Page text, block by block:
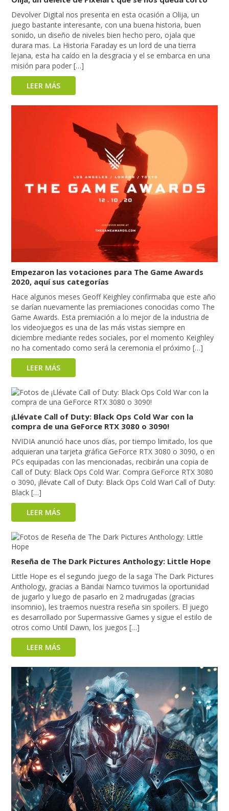
Devolver Digital nos presenta en esta ocasión a Olija, un
juego bastante interesante, con una buena historia, buen
sonido, un diseño de niveles bien hecho pero, ojala que
durara mas. La Historia Faraday es un lord de una tierra
lejana, esta ha caído en la desgracia y el se embarca en una
misión para poder […]
LEER MÁS
Empezaron las votaciones para The Game Awards
2020, aquí sus categorías
Hace algunos meses Geoff Keighley confirmaba que este año
se darían nuevamente las premiaciones conocidas como The
Game Awards. Esta premiación a lo mejor de la industria de
los videojuegos es una de las más vistas siempre en
diciembre mediante redes sociales, por el momento Keighley
no ha comentado como será la ceremonia el próximo […]
LEER MÁS
¡Llévate Call of Duty: Black Ops Cold War con la
compra de una GeForce RTX 3080 o 3090!
NVIDIA anunció hace unos días, por tiempo limitado, los que
adquieran una tarjeta gráfica GeForce RTX 3080 o 3090, o en
PCs equipadas con las mencionadas, recibirán una copia de
Call of Duty: Black Ops Cold War. Compra GeForce RTX 3080
o 3090, ¡llévate Call of Duty: Black Ops Cold War! Call of Duty:
Black […]
LEER MÁS
Reseña de The Dark Pictures Anthology: Little Hope
Little Hope es el segundo juego de la saga The Dark Pictures
Anthology, gracias a Bandai Namco tuvimos la oportunidad
de jugarlo y luego de pasarlo en 2 madrugadas (gracias
insomnio), les traemos nuestra reseña sin spoilers. El juego
es desarrollado por Supermassive Games y sigue el estilo de
otros como Until Dawn, los juegos […]
LEER MÁS